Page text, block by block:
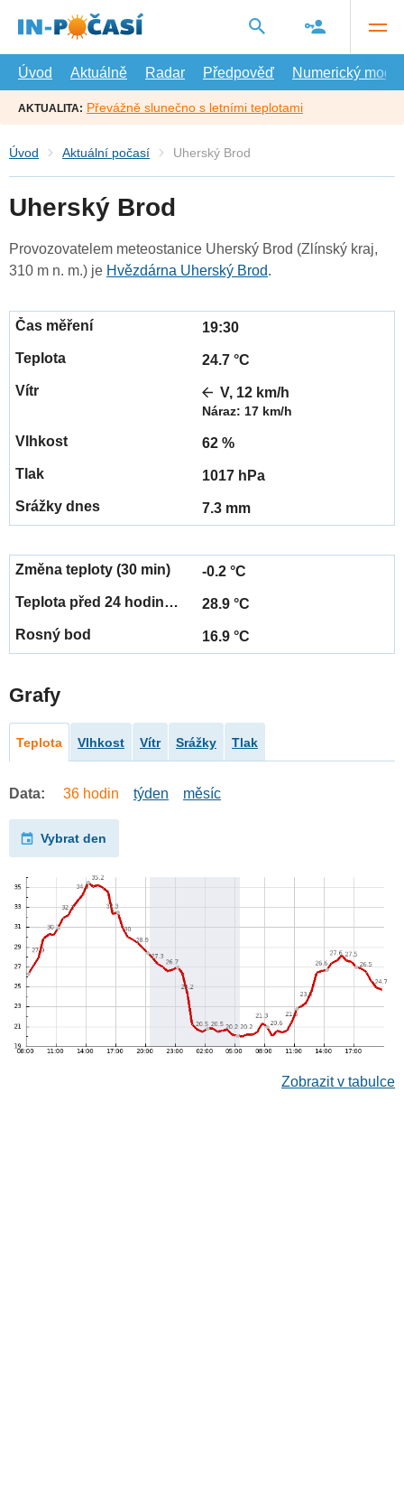
hlavní
Úvod
Aktuálně Radar Předpověď Numerický model
AKTUALITA: Převážně slunečno s letními teplotami
Úvod Aktuální počasí Uherský Brod
Uherský Brod
Provozovatelem meteostanice Uherský Brod (Zlínský kraj,
310 m n. m.) je Hvězdárna Uherský Brod.
19:30
24.7 °C
V, 12 km/h
Náraz: 17 km/h
62 %
1017 hPa
7.3 mm
-0.2 °C
28.9 °C
16.9 °C
Grafy
Teplota Vlhkost Vítr Srážky Tlak
Data: 36 hodin týden měsíc
Vybrat den
Zobrazit v tabulce